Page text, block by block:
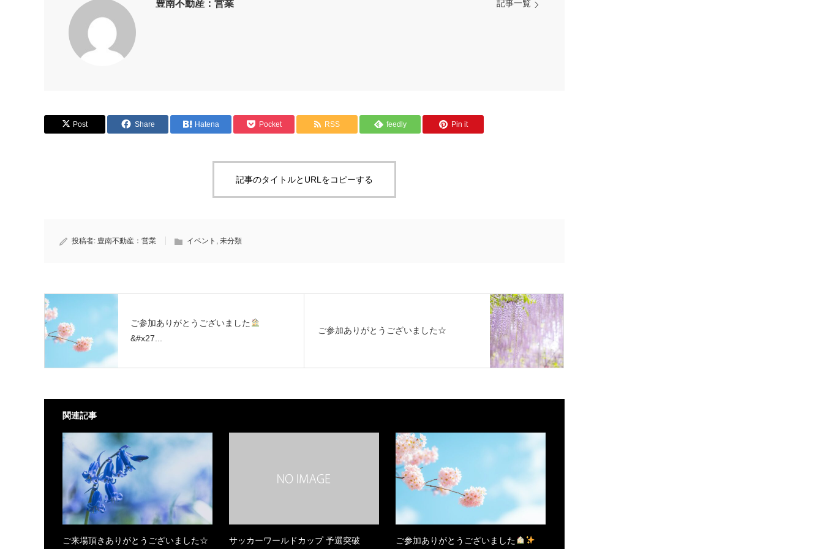
豊南不動産：営業 記事一覧
Post Share Hatena Pocket RSS feedly Pin it
記事のタイトルとURLをコピーする
投稿者: 豊南不動産：営業 イベント , 未分類
ご参加ありがとうございました
&#x27...
ご参加ありがとうございました☆
関連記事
ご来場頂きありがとうございました☆ サッカーワールドカップ 予選突破 ご参加ありがとうございました